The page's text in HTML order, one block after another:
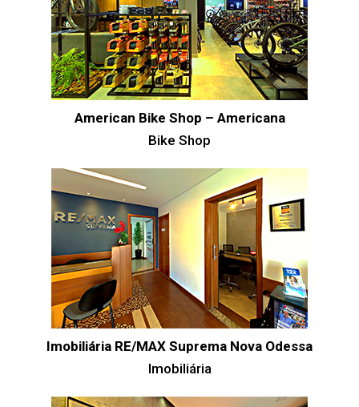
American Bike Shop – Americana
Bike Shop
Imobiliária RE/MAX Suprema Nova Odessa
Imobiliária